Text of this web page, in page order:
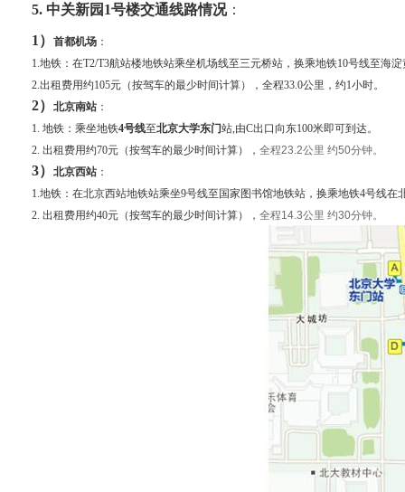
5. 中关新园 1号楼交通线路情况 ：
1 ） 首都机场 ：
1.地铁：在T2/T3航站楼地铁站乘坐机场线至三元桥站，换乘地铁10号线至海
2.出租费用约105元（按驾车的最少时间计算），全程33.0公里，约1小时。
2） 北京南站 ：
1. 地铁：乘坐地铁4号线至北京大学东门站,由C出口向东100米即可到达。
2. 出租费用约70元（按驾车的最少时间计算）， 全程23.2公里 约50分钟。
3） 北京西站 ：
1.地铁：在北京西站地铁站乘坐9号线至国家图书馆地铁站，换乘地铁4号线
2. 出租费用约40元（按驾车的最少时间计算）， 全程14.3公里 约30分钟。